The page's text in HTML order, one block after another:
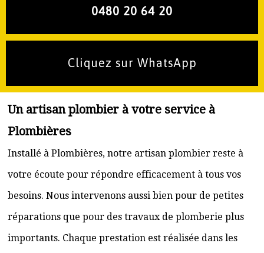
0480 20 64 20
Cliquez sur WhatsApp
Un artisan plombier à votre service à
Plombières
Installé à Plombières, notre artisan plombier reste à
votre écoute pour répondre efficacement à tous vos
besoins. Nous intervenons aussi bien pour de petites
réparations que pour des travaux de plomberie plus
importants. Chaque prestation est réalisée dans les